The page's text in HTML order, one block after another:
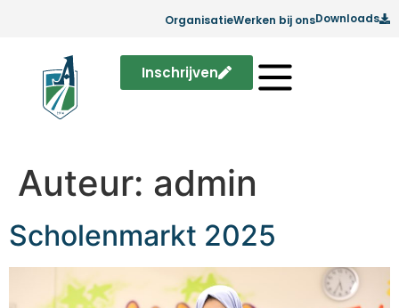
OrganisatieWerken bij onsDownloads
Inschrijven
Auteur: admin
Scholenmarkt 2025